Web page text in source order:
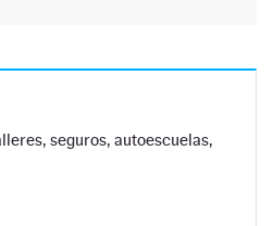
seguros, autoescuelas,